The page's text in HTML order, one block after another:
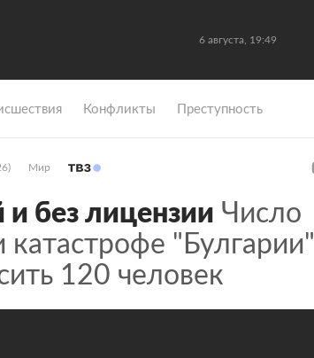
6 августа, 19:49
Конфликты Преступность
Мир
без лицензии Число
"Булгарии"
120 человек